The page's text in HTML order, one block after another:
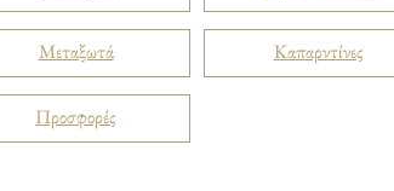
Μεταξωτά
Προσφορές
Καπαρντίνες